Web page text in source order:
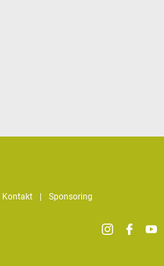
Kontakt Sponsoring